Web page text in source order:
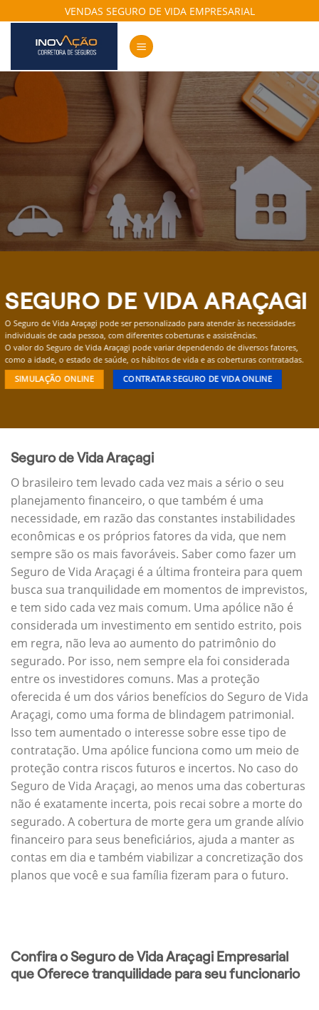
to
content
VENDAS SEGURO DE VIDA EMPRESARIAL
SEGURO DE VIDA ARAÇAGI
O Seguro de Vida Araçagi pode ser personalizado para atender às necessidades
individuais de cada pessoa, com diferentes coberturas e assistências.
O valor do Seguro de Vida Araçagi pode variar dependendo de diversos fatores,
como a idade, o estado de saúde, os hábitos de vida e as coberturas contratadas.
SIMULAÇÃO ONLINE CONTRATAR SEGURO DE VIDA ONLINE
Seguro de Vida Araçagi
O brasileiro tem levado cada vez mais a sério o seu
planejamento financeiro, o que também é uma
necessidade, em razão das constantes instabilidades
econômicas e os próprios fatores da vida, que nem
sempre são os mais favoráveis. Saber como fazer um
Seguro de Vida Araçagi é a última fronteira para quem
busca sua tranquilidade em momentos de imprevistos,
e tem sido cada vez mais comum. Uma apólice não é
considerada um investimento em sentido estrito, pois
em regra, não leva ao aumento do patrimônio do
segurado. Por isso, nem sempre ela foi considerada
entre os investidores comuns. Mas a proteção
oferecida é um dos vários benefícios do Seguro de Vida
Araçagi, como uma forma de blindagem patrimonial.
Isso tem aumentado o interesse sobre esse tipo de
contratação. Uma apólice funciona como um meio de
proteção contra riscos futuros e incertos. No caso do
Seguro de Vida Araçagi, ao menos uma das coberturas
não é exatamente incerta, pois recai sobre a morte do
segurado. A cobertura de morte gera um grande alívio
financeiro para seus beneficiários, ajuda a manter as
contas em dia e também viabilizar a concretização dos
planos que você e sua família fizeram para o futuro.
Confira o Seguro de Vida Araçagi Empresarial
que Oferece tranquilidade para seu funcionario